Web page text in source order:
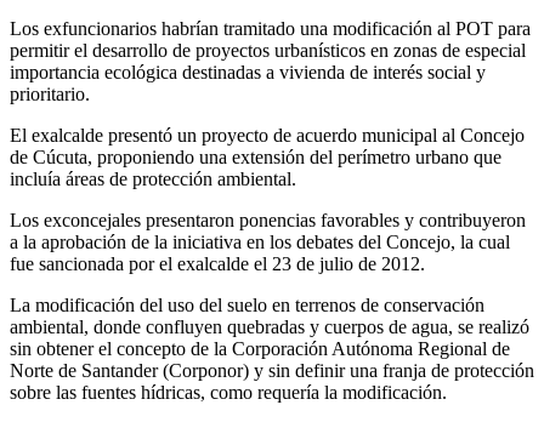
Los exfuncionarios habrían tramitado una modificación al POT para
permitir el desarrollo de proyectos urbanísticos en zonas de especial
importancia ecológica destinadas a vivienda de interés social y
prioritario.
El exalcalde presentó un proyecto de acuerdo municipal al Concejo
de Cúcuta, proponiendo una extensión del perímetro urbano que
incluía áreas de protección ambiental.
Los exconcejales presentaron ponencias favorables y contribuyeron
a la aprobación de la iniciativa en los debates del Concejo, la cual
fue sancionada por el exalcalde el 23 de julio de 2012.
La modificación del uso del suelo en terrenos de conservación
ambiental, donde confluyen quebradas y cuerpos de agua, se realizó
sin obtener el concepto de la Corporación Autónoma Regional de
Norte de Santander (Corponor) y sin definir una franja de protección
sobre las fuentes hídricas, como requería la modificación.